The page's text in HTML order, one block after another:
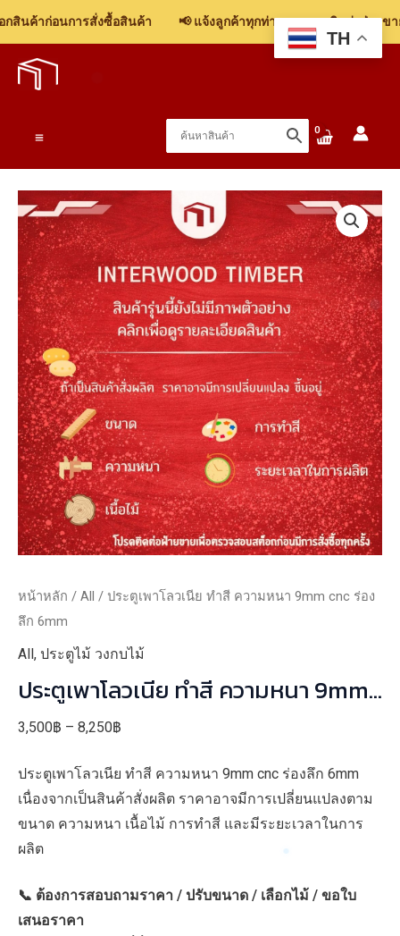
สินค้าก่อนการสั่งซื้อสินค้า 📢 แจ้งลูกค้าทุกท่าน: รบกวนติดต่อฝ่ายข
Menu
หน้าหลัก / All / ประตูเพาโลวเนีย ทำสี ความหนา 9mm cnc ร่อง
ลึก 6mm
All, ประตูไม้ วงกบไม้
ประตูเพาโลวเนีย ทำสี ความหนา 9mm
Cnc ร่องลึก 6mm
3,500฿ – 8,250฿
3,500฿
through
8,250฿
ประตูเพาโลวเนีย ทำสี ความหนา 9mm cnc ร่องลึก 6mm
เนื่องจากเป็นสินค้าสั่งผลิต ราคาอาจมีการเปลี่ยนแปลงตาม
ขนาด ความหนา เนื้อไม้ การทำสี และมีระยะเวลาในการ
ผลิต
📞 ต้องการสอบถามราคา / ปรับขนาด / เลือกไม้ / ขอใบ
เสนอราคา
TH